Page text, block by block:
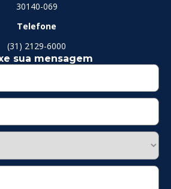
30140-069
Telefone
(31) 2129-6000
sua mensagem